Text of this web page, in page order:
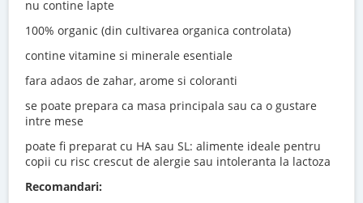
nu contine lapte
100% organic (din cultivarea organica controlata)
contine vitamine si minerale esentiale
fara adaos de zahar, arome si coloranti
se poate prepara ca masa principala sau ca o gustare
intre mese
poate fi preparat cu HA sau SL: alimente ideale pentru
copii cu risc crescut de alergie sau intoleranta la lactoza
Recomandari: